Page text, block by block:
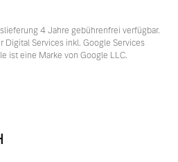
4 Jahre gebührenfrei verfügbar.
Digital Services inkl. Google Services
ist eine Marke von Google LLC.